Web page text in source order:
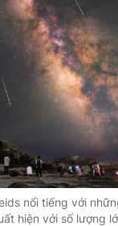
Liên hệ quảng
0908 780
Tòa
Ngọc Toàn
trực: Hải Thành
Hiếu Dũng
Việt Hưng
nổi tiếng với
hiện với số lượng